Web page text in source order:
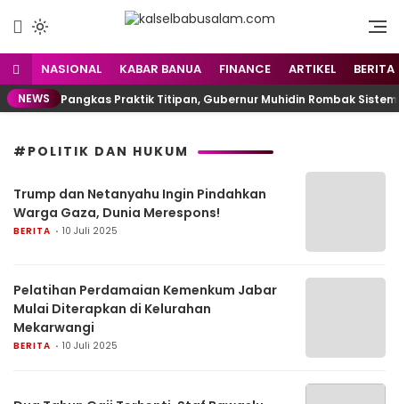
NASIONAL KABAR BANUA FINANCE ARTIKEL BERITA
NEWS Pangkas Praktik Titipan, Gubernur Muhidin Rombak
#POLITIK DAN HUKUM
Trump dan Netanyahu Ingin Pindahkan
Warga Gaza, Dunia Merespons!
BERITA 10 Juli 2025
Pelatihan Perdamaian Kemenkum Jabar
Mulai Diterapkan di Kelurahan
Mekarwangi
BERITA 10 Juli 2025